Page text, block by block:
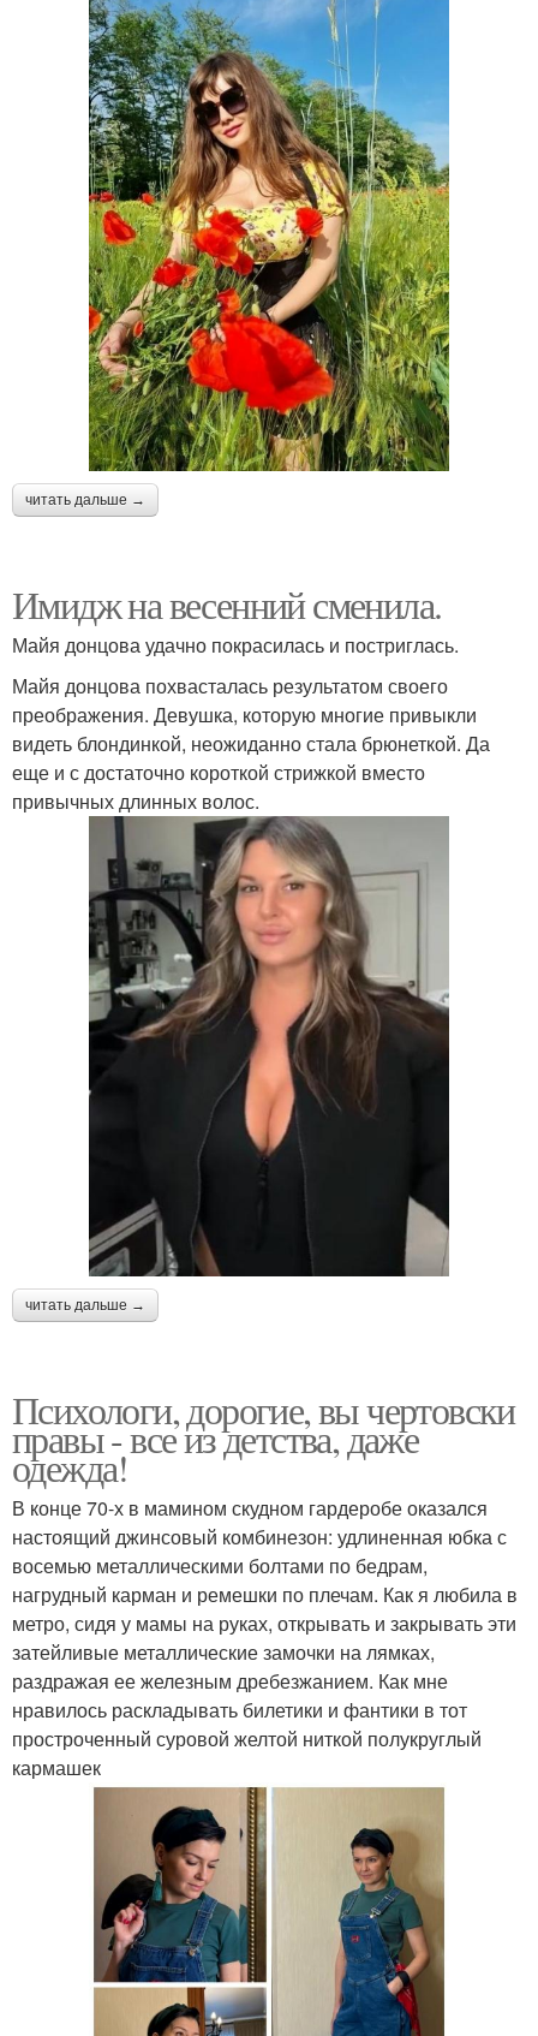
читать дальше →
Имидж на весенний сменила.
Майя донцова удачно покрасилась и постриглась.
Майя донцова похвасталась результатом своего
преображения. Девушка, которую многие привыкли
видеть блондинкой, неожиданно стала брюнеткой. Да
еще и с достаточно короткой стрижкой вместо
привычных длинных волос.
читать дальше →
Психологи, дорогие, вы чертовски
правы - все из детства, даже
одежда!
В конце 70-х в мамином скудном гардеробе оказался
настоящий джинсовый комбинезон: удлиненная юбка с
восемью металлическими болтами по бедрам,
нагрудный карман и ремешки по плечам. Как я любила в
метро, сидя у мамы на руках, открывать и закрывать эти
затейливые металлические замочки на лямках,
раздражая ее железным дребезжанием. Как мне
нравилось раскладывать билетики и фантики в тот
простроченный суровой желтой ниткой полукруглый
кармашек